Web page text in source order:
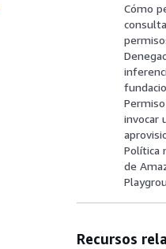
Cómo
invocar
Política
de
Recursos